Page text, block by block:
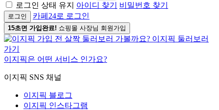
로그인 상태 유지 아이디 찾기 비밀번호 찾기
로그인 카페24로 로그인
15초면 가입완료! 쇼핑몰 사장님 회원가입
이지픽은 어떤 서비스 인가요?
이지픽 SNS 채널
이지픽 블로그
이지픽 인스타그램